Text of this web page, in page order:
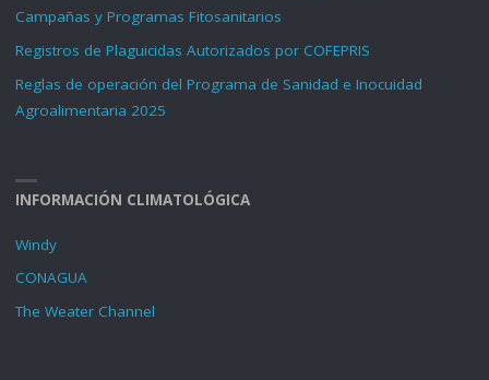
Campañas y Programas Fitosanitarios
Registros de Plaguicidas Autorizados por COFEPRIS
Reglas de operación del Programa de Sanidad e Inocuidad
Agroalimentaria 2025
INFORMACIÓN CLIMATOLÓGICA
Windy
CONAGUA
The Weater Channel